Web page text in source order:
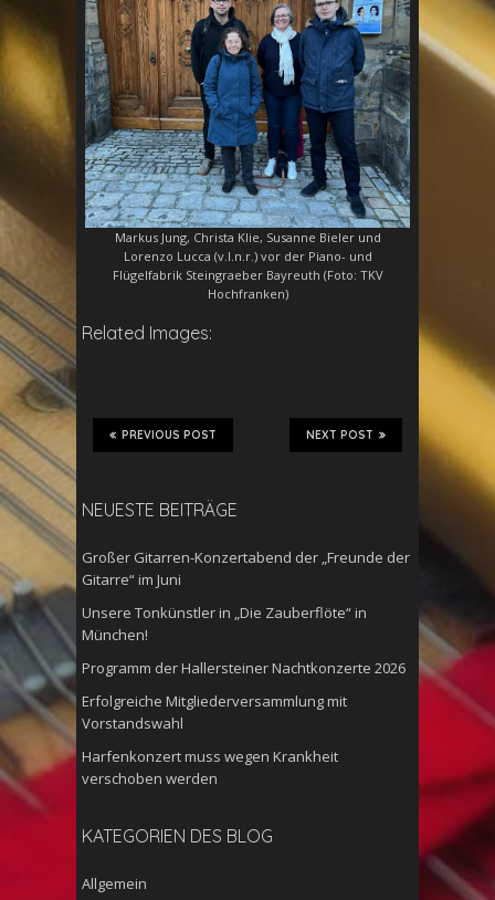
Markus Jung, Christa Klie, Susanne Bieler und
Lorenzo Lucca (v.l.n.r.) vor der Piano- und
Flügelfabrik Steingraeber Bayreuth (Foto: TKV
Hochfranken)
Related Images:
NEXT POST
PREVIOUS POST
NEUESTE BEITRÄGE
Großer Gitarren-Konzertabend der „Freunde der
Gitarre“ im Juni
Unsere Tonkünstler in „Die Zauberflöte“ in
München!
Programm der Hallersteiner Nachtkonzerte 2026
Erfolgreiche Mitgliederversammlung mit
Vorstandswahl
Harfenkonzert muss wegen Krankheit
verschoben werden
KATEGORIEN DES BLOG
Allgemein